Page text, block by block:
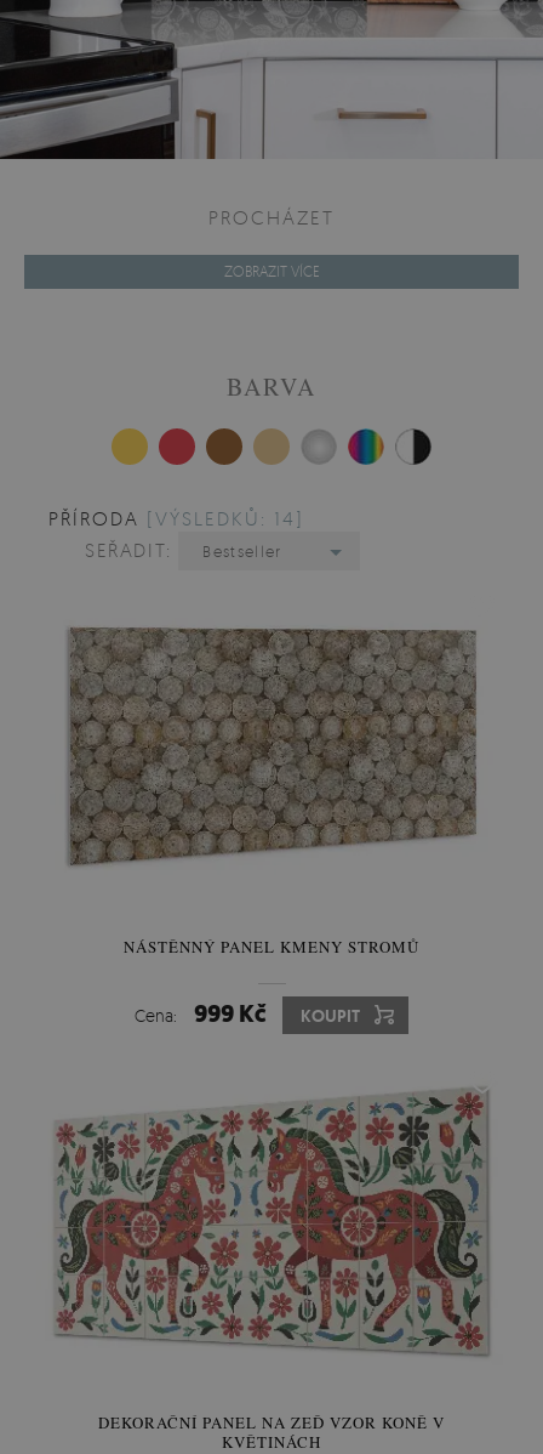
PROCHÁZET
ZOBRAZIT VÍCE
BARVA
PŘÍRODA [VÝSLEDKŮ: 14]
SEŘADIT:
Bestseller
NÁSTĚNNÝ PANEL KMENY STROMŮ
Cena: 999 Kč KOUPIT
DEKORAČNÍ PANEL NA ZEĎ VZOR KONĚ V
KVĚTINÁCH